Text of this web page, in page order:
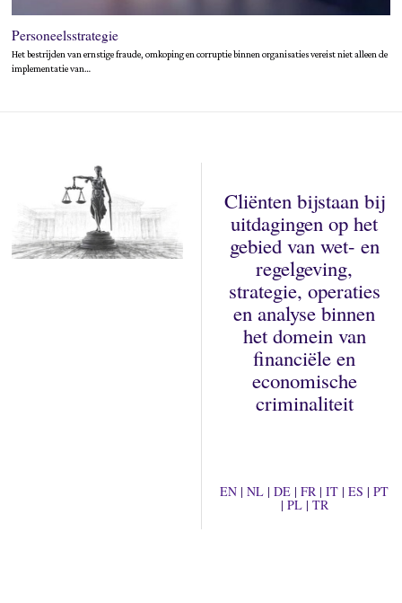
Personeelsstrategie
Het bestrijden van ernstige fraude, omkoping en corruptie binnen organisaties vereist niet alleen de
implementatie van…
Cliënten bijstaan bij
uitdagingen op het
gebied van wet- en
regelgeving,
strategie, operaties
en analyse binnen
het domein van
financiële en
economische
criminaliteit
EN |NL |DE |FR |IT |ES |PT
| PL| TR